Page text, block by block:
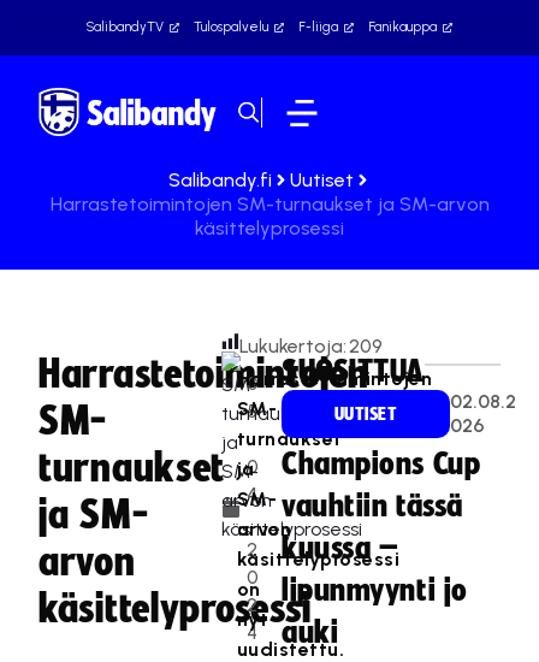
SalibandyTV Tulospalvelu F-liiga Fanikauppa
Salibandy.fi
Uutiset
Harrastetoimintojen SM-turnaukset ja SM-arvon
käsittelyprosessi
Harrastetoimintojen
SM-
turnaukset
ja SM-
arvon
käsittelyprosessi
0
5
.
0
4
.
2
0
2
4
Lukukertoja:209
Harrastetoimintojen
SM-
turnaukset
ja
SM-
arvon
käsittelyprosessi
on
nyt
uudistettu.
SUOSITTUA
UUTISET
02.08.2
026
Champions Cup
vauhtiin tässä
kuussa –
lipunmyynti jo
auki